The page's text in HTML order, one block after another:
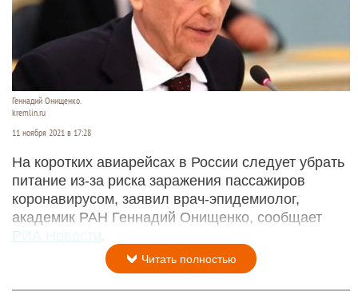
Геннадий Онищенко.
kremlin.ru
11 ноября 2021 в 17:28
На коротких авиарейсах в России следует убрать
питание из-за риска заражения пассажиров
коронавирусом, заявил врач-эпидемиолог,
академик РАН Геннадий Онищенко, сообщает
РИА Новости
Читать полностью